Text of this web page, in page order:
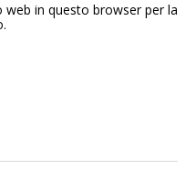
in questo browser per la